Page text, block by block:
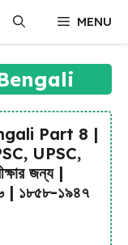
MENU
Part 8 |
UPSC,
জন্য |
| ১৮৫৮-১৯৪৭